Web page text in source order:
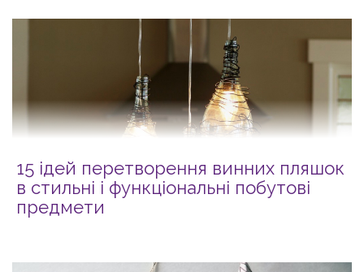
15 ідей перетворення винних пляшок
в стильні і функціональні побутові
предмети